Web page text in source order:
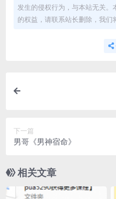
发生的侵权行为，与本站无关。
的权益，请联系站长删除，我们
下一篇
男哥《男神宿命》
相关文章